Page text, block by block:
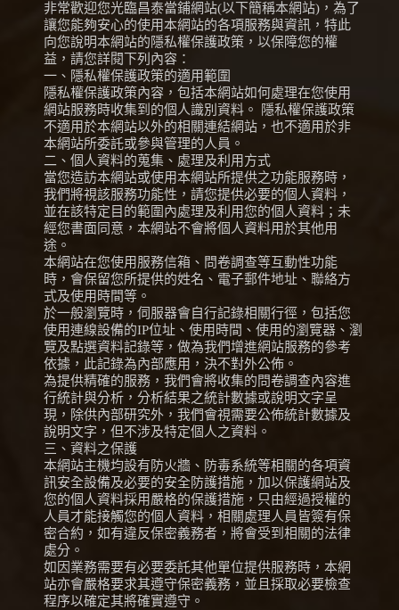
非常歡迎您光臨昌泰當鋪網站(以下簡稱本網站)，為了
讓您能夠安心的使用本網站的各項服務與資訊，特此
向您說明本網站的隱私權保護政策，以保障您的權
益，請您詳閱下列內容：
一、隱私權保護政策的適用範圍
隱私權保護政策內容，包括本網站如何處理在您使用
網站服務時收集到的個人識別資料。 隱私權保護政策
不適用於本網站以外的相關連結網站，也不適用於非
本網站所委託或參與管理的人員。
二、個人資料的蒐集、處理及利用方式
當您造訪本網站或使用本網站所提供之功能服務時，
我們將視該服務功能性，請您提供必要的個人資料，
並在該特定目的範圍內處理及利用您的個人資料；未
經您書面同意，本網站不會將個人資料用於其他用
途。
本網站在您使用服務信箱、問卷調查等互動性功能
時，會保留您所提供的姓名、電子郵件地址、聯絡方
式及使用時間等。
於一般瀏覽時，伺服器會自行記錄相關行徑，包括您
使用連線設備的IP位址、使用時間、使用的瀏覽器、瀏
覽及點選資料記錄等，做為我們增進網站服務的參考
依據，此記錄為內部應用，決不對外公佈。
為提供精確的服務，我們會將收集的問卷調查內容進
行統計與分析，分析結果之統計數據或說明文字呈
現，除供內部研究外，我們會視需要公佈統計數據及
說明文字，但不涉及特定個人之資料。
三、資料之保護
本網站主機均設有防火牆、防毒系統等相關的各項資
訊安全設備及必要的安全防護措施，加以保護網站及
您的個人資料採用嚴格的保護措施，只由經過授權的
人員才能接觸您的個人資料，相關處理人員皆簽有保
密合約，如有違反保密義務者，將會受到相關的法律
處分。
如因業務需要有必要委託其他單位提供服務時，本網
站亦會嚴格要求其遵守保密義務，並且採取必要檢查
程序以確定其將確實遵守。